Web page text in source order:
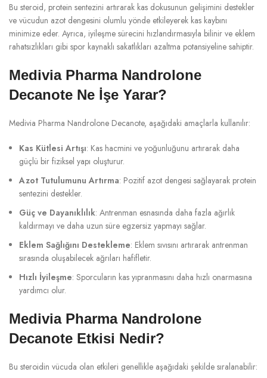
Bu steroid, protein sentezini artırarak kas dokusunun gelişimini destekler
ve vücudun azot dengesini olumlu yönde etkileyerek kas kaybını
minimize eder. Ayrıca, iyileşme sürecini hızlandırmasıyla bilinir ve eklem
rahatsızlıkları gibi spor kaynaklı sakatlıkları azaltma potansiyeline sahiptir.
Medivia Pharma Nandrolone
Decanote Ne İşe Yarar?
Medivia Pharma Nandrolone Decanote, aşağıdaki amaçlarla kullanılır:
Kas Kütlesi Artışı: Kas hacmini ve yoğunluğunu artırarak daha
güçlü bir fiziksel yapı oluşturur.
Azot Tutulumunu Artırma: Pozitif azot dengesi sağlayarak protein
sentezini destekler.
Güç ve Dayanıklılık: Antrenman esnasında daha fazla ağırlık
kaldırmayı ve daha uzun süre egzersiz yapmayı sağlar.
Eklem Sağlığını Destekleme: Eklem sıvısını artırarak antrenman
sırasında oluşabilecek ağrıları hafifletir.
Hızlı İyileşme: Sporcuların kas yıpranmasını daha hızlı onarmasına
yardımcı olur.
Medivia Pharma Nandrolone
Decanote Etkisi Nedir?
Bu steroidin vücuda olan etkileri genellikle aşağıdaki şekilde sıralanabilir: